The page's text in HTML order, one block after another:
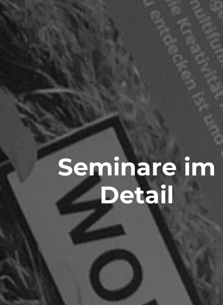
Seminare im
Detail